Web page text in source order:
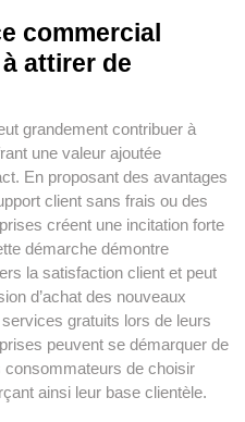
commercial
attirer de
grandement contribuer à
une valeur ajoutée
En proposant des avantages
client sans frais ou des
créent une incitation forte
démarche démontre
la satisfaction client et peut
d’achat des nouveaux
gratuits lors de leurs
peuvent se démarquer de
de choisir
ainsi leur base clientèle.